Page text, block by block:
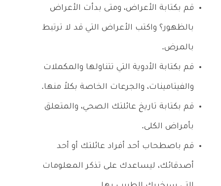
قم بكتابة الأعراض، ومتى بدأت الأعراض
بالظهور؟ واكتب الأعراض التي قد لا ترتبط
بالمرض.
قم بكتابة الأدوية التي تتناولها والمكملات
والفيتامينات، والجرعات الخاصة بكلاً منها.
قم بكتابة تاريخ عائلتك الصحي، والمتعلق
بأمراض الكلى.
قم باصطحاب أحد أفراد عائلتك أو أحد
أصدقائك، ليساعدك على تذكر المعلومات